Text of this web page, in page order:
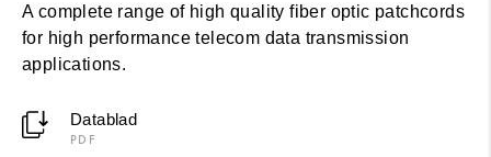
A complete range of high quality fiber optic patchcords
for high performance telecom data transmission
applications.
Datablad
PDF